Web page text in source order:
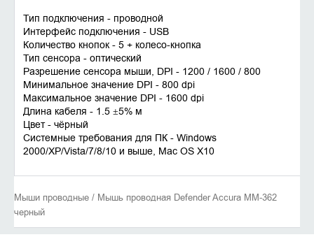
Тип подключения - проводной
Интерфейс подключения - USB
Количество кнопок - 5 + колесо-кнопка
Тип сенсора - оптический
Разрешение сенсора мыши, DPI - 1200 / 1600 / 800
Минимальное значение DPI - 800 dpi
Максимальное значение DPI - 1600 dpi
Длина кабеля - 1.5 ±5% м
Цвет - чёрный
Системные требования для ПК - Windows
2000/XP/Vista/7/8/10 и выше, Mac OS X10
Мыши проводные / Мышь проводная Defender Accura MM-362
черный